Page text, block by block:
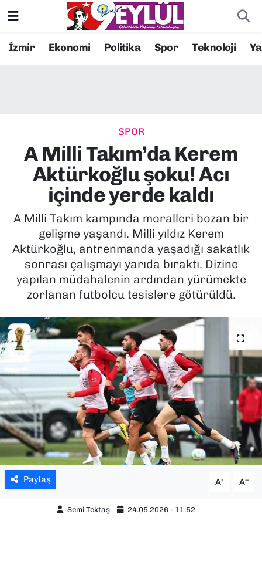
İzmir Ekonomi Politika Spor Teknoloji
SPOR
A Milli Takım’da Kerem
Aktürkoğlu şoku! Acı
içinde yerde kaldı
A Milli Takım kampında moralleri bozan bir
gelişme yaşandı. Milli yıldız Kerem
Aktürkoğlu, antrenmanda yaşadığı sakatlık
sonrası çalışmayı yarıda bıraktı. Dizine
yapılan müdahalenin ardından yürümekte
zorlanan futbolcu tesislere götürüldü.
Paylaş A- A+
Semi Tektaş 24.05.2026 - 11:52
Resmi İlanlar
EKONOMİ
KÜLTÜR SANAT
MAGAZİN
POLİTİKA
SAĞLIK
SPOR
TEKNOLOJİ
YAŞAM
YEREL YÖNETİMLER
Konak Nöbetçi Eczaneler
Süper Lig Puan Durumu ve Fikstür
Tüm Manşetler
Son Dakika Haberleri
Haber Arşivi